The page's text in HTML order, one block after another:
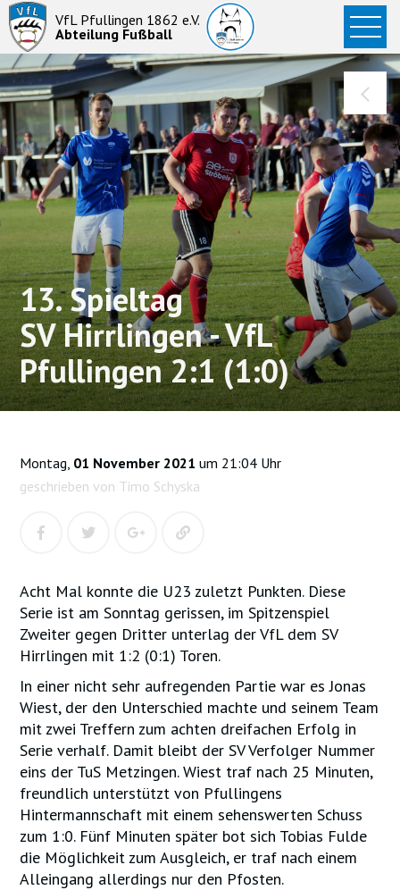
VfL Pfullingen 1862 e.V.
Abteilung Fußball
Startseite
News
Aktive
Junioren
Abteilung
13. Spieltag
SV Hirrlingen - VfL
Pfullingen 2:1 (1:0)
Montag, 01 November 2021 um 21:04 Uhr
geschrieben von Timo Schyska
Acht Mal konnte die U23 zuletzt Punkten. Diese
Serie ist am Sonntag gerissen, im Spitzenspiel
Zweiter gegen Dritter unterlag der VfL dem SV
Hirrlingen mit 1:2 (0:1) Toren.
In einer nicht sehr aufregenden Partie war es Jonas
Wiest, der den Unterschied machte und seinem Team
mit zwei Treffern zum achten dreifachen Erfolg in
Serie verhalf. Damit bleibt der SV Verfolger Nummer
eins der TuS Metzingen. Wiest traf nach 25 Minuten,
freundlich unterstützt von Pfullingens
Hintermannschaft mit einem sehenswerten Schuss
zum 1:0. Fünf Minuten später bot sich Tobias Fulde
die Möglichkeit zum Ausgleich, er traf nach einem
Alleingang allerdings nur den Pfosten.